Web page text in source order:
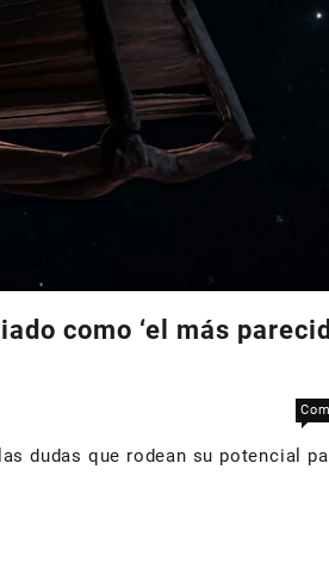
como ‘el más
dudas que rodean su potencial